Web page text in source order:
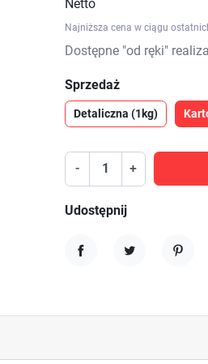
Netto
Najniższa cena w ciągu
Dostępne "od ręki"
Sprzedaż
Detaliczna (1kg)
- +
Udostępnij